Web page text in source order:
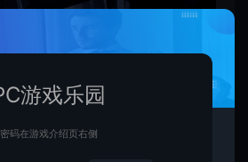
游戏乐园
密码在游戏介绍页右侧